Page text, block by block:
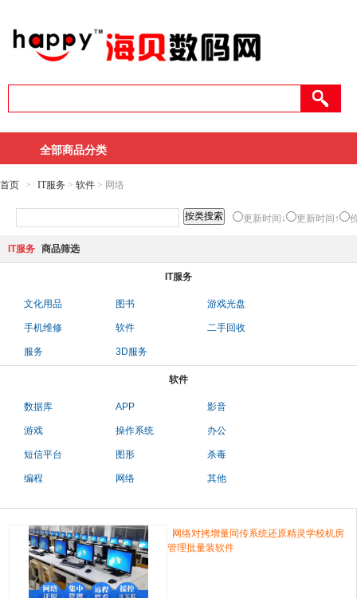
全部商品分类
首页 > IT服务 > 软件 > 网络
更新时间↓ 更新时间↑
IT服务 商品筛选
IT服务
文化用品 图书 游戏光盘
手机维修 软件 二手回收
服务 3D服务
软件
数据库 APP 影音
游戏 操作系统 办公
短信平台 图形 杀毒
编程 网络 其他
网络对拷增量同传系统还原精灵学校机房
管理批量装软件